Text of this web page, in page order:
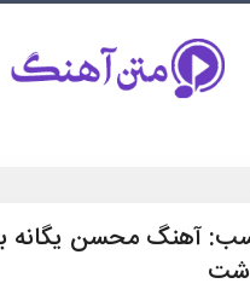
آهنگ محسن یگانه